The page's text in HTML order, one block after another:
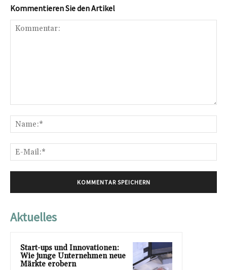
Kommentieren Sie den Artikel
Aktuelles
Start-ups und Innovationen:
Wie junge Unternehmen neue
Märkte erobern